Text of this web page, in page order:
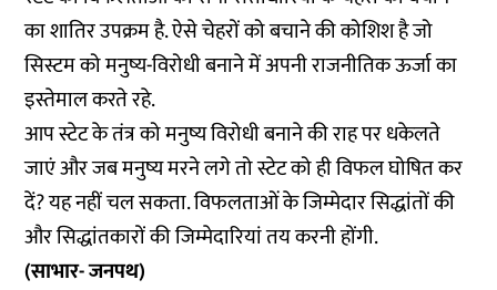
का शातिर उपक्रम है. ऐसे चेहरों को बचाने की कोशिश है जो
सिस्टम को मनुष्य-विरोधी बनाने में अपनी राजनीतिक ऊर्जा का
इस्तेमाल करते रहे.
आप स्टेट के तंत्र को मनुष्य विरोधी बनाने की राह पर धकेलते
जाएं और जब मनुष्य मरने लगे तो स्टेट को ही विफल घोषित कर
दें? यह नहीं चल सकता. विफलताओं के जिम्मेदार सिद्धांतों की
और सिद्धांतकारों की जिम्मेदारियां तय करनी होंगी.
(साभार- जनपथ)